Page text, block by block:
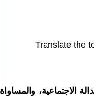
Translate the
الاجتماعية، والمساواة